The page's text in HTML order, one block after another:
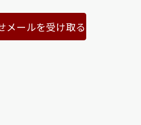
メールを受け取る